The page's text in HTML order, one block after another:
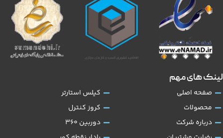
لینک های مهم
صفحه اصلی
محصولات
درباره شرکت
کیلس استارتر
کروز کنترل
دوربین 360